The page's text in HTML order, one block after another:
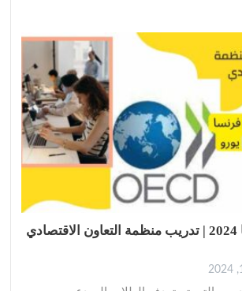
تدريب في فرنسا 2024 | تدريب منظمة التعاون الاقتصادي